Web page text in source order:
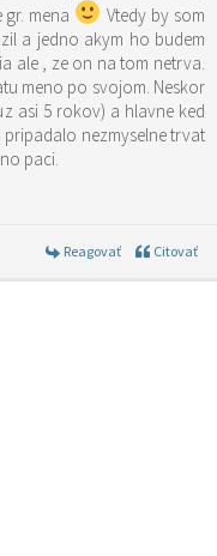
mena
Vtedy by som
a jedno akym ho budem
ale , ze on na tom netrva.
meno po svojom. Neskor
asi 5 rokov) a hlavne ked
nezmyselne trvat
paci.
Reagovať Citovať